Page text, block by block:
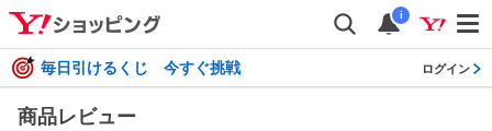
i
毎日引けるくじ 今すぐ挑戦 ログイン
商品レビュー